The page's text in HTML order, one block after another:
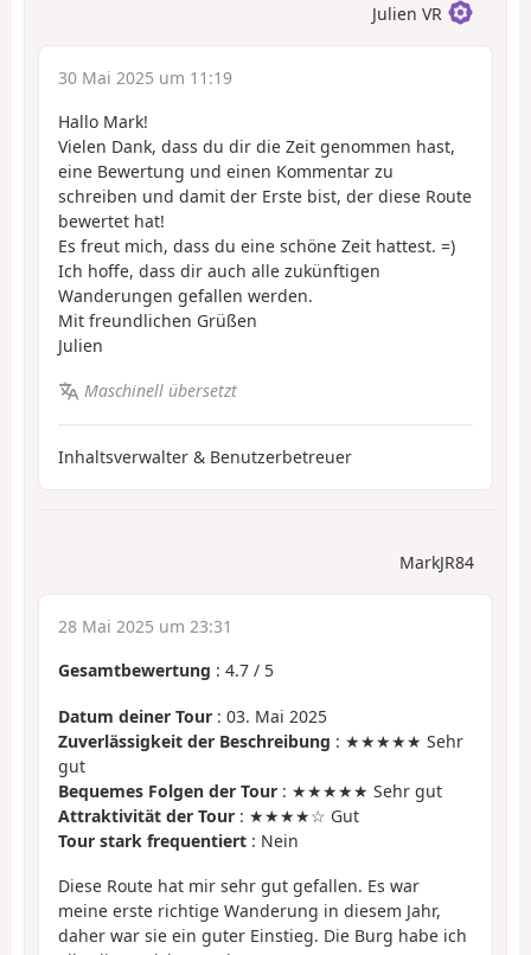
Julien VR
30 Mai 2025 um 11:19
Hallo Mark!
Vielen Dank, dass du dir die Zeit genommen hast,
eine Bewertung und einen Kommentar zu
schreiben und damit der Erste bist, der diese Route
bewertet hat!
Es freut mich, dass du eine schöne Zeit hattest. =)
Ich hoffe, dass dir auch alle zukünftigen
Wanderungen gefallen werden.
Mit freundlichen Grüßen
Julien
Maschinell übersetzt
Inhaltsverwalter & Benutzerbetreuer
MarkJR84
28 Mai 2025 um 23:31
Gesamtbewertung : 4.7 / 5
Datum deiner Tour : 03. Mai 2025
Zuverlässigkeit der Beschreibung : ★★★★★ Sehr
gut
Bequemes Folgen der Tour : ★★★★★ Sehr gut
Attraktivität der Tour : ★★★★☆ Gut
Tour stark frequentiert : Nein
Diese Route hat mir sehr gut gefallen. Es war
meine erste richtige Wanderung in diesem Jahr,
daher war sie ein guter Einstieg. Die Burg habe ich